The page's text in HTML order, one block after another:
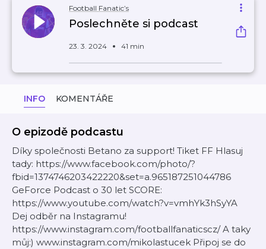
Football Fanatic’s
Poslechněte si podcast
23. 3. 2024 41 min
INFO KOMENTÁŘE
O epizodě podcastu
Díky společnosti Betano za support! Tiket FF Hlasuj
tady: https://www.facebook.com/photo/?
fbid=1374746203422220&set=a.965187251044786
GeForce Podcast o 30 let SCORE:
https://www.youtube.com/watch?v=vmhYk3hSyYA
Dej odběr na Instagramu!
https://www.instagram.com/footballfanaticscz/ A taky
můj:) www.instagram.com/mikolastucek Připoj se do